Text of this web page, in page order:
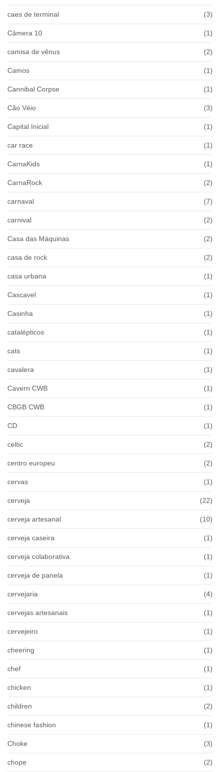
caes de terminal (3)
Câmera 10 (1)
camisa de vênus (2)
Camos (1)
Cannibal Corpse (1)
Cão Véio (3)
Capital Inicial (1)
car race (1)
CarnaKids (1)
CarnaRock (2)
carnaval (7)
carnival (2)
Casa das Máquinas (2)
casa de rock (2)
casa urbana (1)
Cascavel (1)
Casinha (1)
catalépticos (1)
cats (1)
cavalera (1)
Cavern CWB (1)
CBGB CWB (1)
CD (1)
celtic (2)
centro europeu (2)
cervas (1)
cerveja (22)
cerveja artesanal (10)
cerveja caseira (1)
cerveja colaborativa (1)
cerveja de panela (1)
cervejaria (4)
cervejas artesanais (1)
cervejeiro (1)
cheering (1)
chef (1)
chicken (1)
children (2)
chinese fashion (1)
Choke (3)
chope (2)